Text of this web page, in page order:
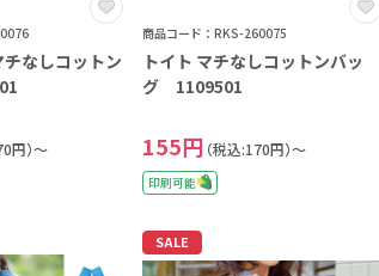
なしコットン
円）～
商品コード：RKS-260075
トイト マチなしコットンバッ
グ 1109501
155円 （税込:170円）～
印刷可能
SALE